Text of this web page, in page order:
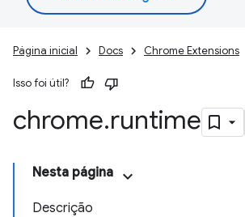
Página inicial Docs Chrome Extensions
Isso foi útil?
chrome.runtime
Nesta página
Descrição